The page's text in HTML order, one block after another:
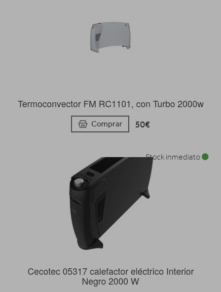
Termoconvector FM RC1101, con Turbo 2000w
Comprar 50€
Cecotec 05317 calefactor eléctrico Interior
Negro 2000 W
Stock inmediato